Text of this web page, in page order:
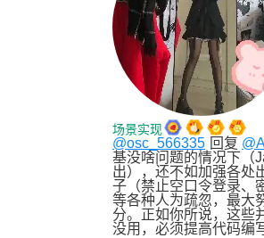
场景实现
@osc_566335 回复
基没啥问题的情况下（
出），还不如加强各处
子（禁止空口令登录、
等各种人为疏忽，最大
分。正如你所说，这些
没用，必须提高代码编